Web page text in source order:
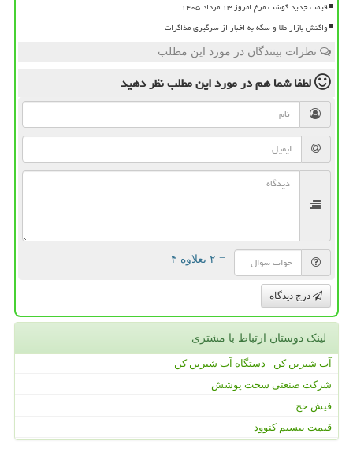
قیمت جدید گوشت مرغ امروز ۱۳ مرداد ۱۴۰۵
واکنش بازار طلا و سکه به اخبار از سرگیری مذاکرات
نظرات بینندگان در مورد این مطلب
لطفا شما همدر مورد این مطلبنظر دهید
= ۲ بعلاوه ۴
درج دیدگاه
لینک دوستان ارتباط با مشتری
آب شیرین کن - دستگاه آب شیرین کن
شرکت صنعتی سخت پوشش
فیش حج
قیمت بیسیم کنوود